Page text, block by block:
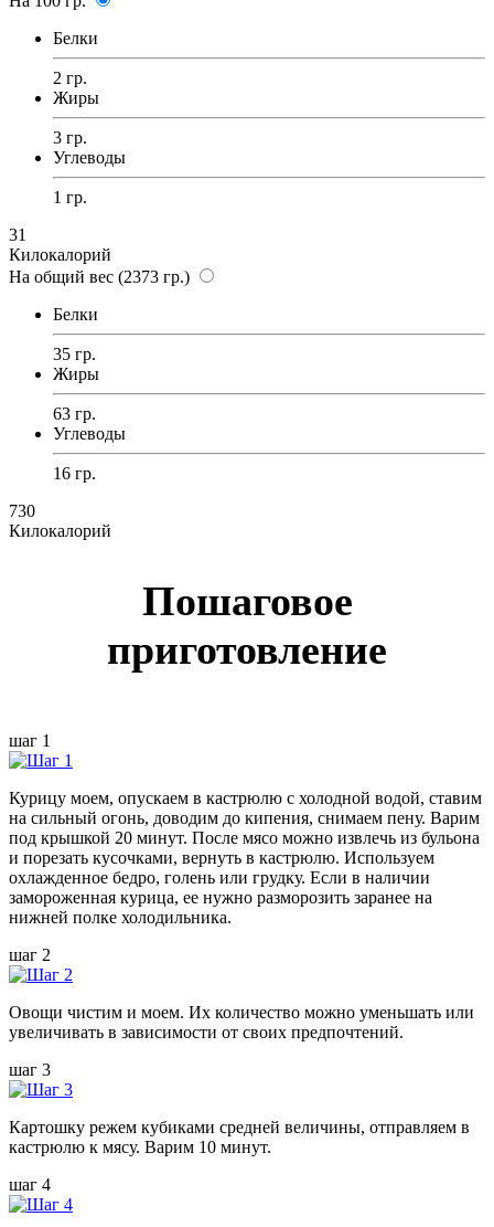
Белки
2 гр.
Жиры
3 гр.
Углеводы
1 гр.
31
Килокалорий
На общий вес (2373 гр.)
Белки
35 гр.
Жиры
63 гр.
Углеводы
16 гр.
730
Килокалорий
Пошаговое
приготовление
шаг 1
Курицу моем, опускаем в кастрюлю с холодной водой, ставим
на сильный огонь, доводим до кипения, снимаем пену. Варим
под крышкой 20 минут. После мясо можно извлечь из бульона
и порезать кусочками, вернуть в кастрюлю. Используем
охлажденное бедро, голень или грудку. Если в наличии
замороженная курица, ее нужно разморозить заранее на
нижней полке холодильника.
шаг 2
Овощи чистим и моем. Их количество можно уменьшать или
увеличивать в зависимости от своих предпочтений.
шаг 3
Картошку режем кубиками средней величины, отправляем в
кастрюлю к мясу. Варим 10 минут.
шаг 4